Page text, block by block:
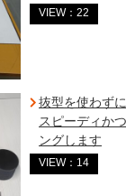
VIEW：22
抜型を使わず
スピーディか
ングします
VIEW：14